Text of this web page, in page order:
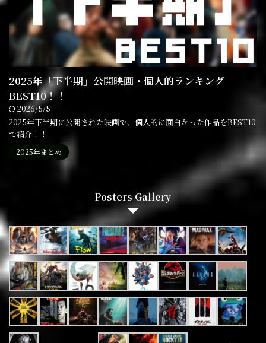
2025年「下半期」公開映画・個人的ランキング
BEST10！！
2026/5/5
2025年下半期に公開された映画で、個人的に面白かった作品をBEST10
で紹介！！
2025年まとめ
Posters Gallery